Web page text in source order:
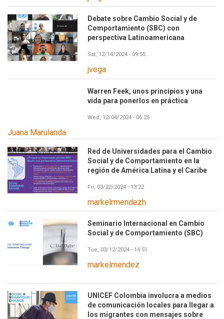
Debate sobre Cambio Social y de
Comportamiento (SBC) con
perspectiva Latinoamericana
Sat, 12/14/2024 - 09:55
jvega
Warren Feek, unos principios y una
vida para ponerlos en práctica
Wed, 12/04/2024 - 06:25
Juana Marulanda
Red de Universidades para el Cambio
Social y de Comportamiento en la
región de América Latina y el Caribe
Fri, 03/22/2024 - 13:22
markelrmendezh
Seminario Internacional en Cambio
Social y de Comportamiento (SBC)
Tue, 03/12/2024 - 14:51
markelmendez
UNICEF Colombia involucra a medios
de comunicación locales para llegar a
los migrantes con mensajes sobre